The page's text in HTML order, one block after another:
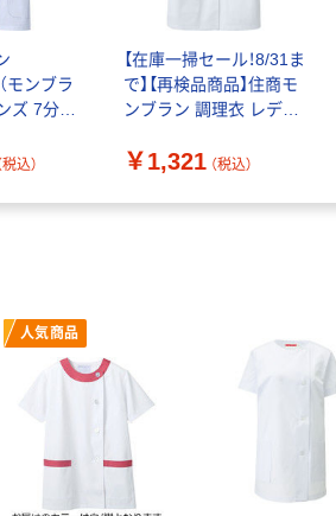
モンブラ
ズ 7分袖
税込）
【在庫一掃セール！8/31ま
で】【再検品商品】住商モ
ンブラン 調理衣 レディ
411 1枚（わけあり品）
￥1,321 （税込）
人気商品